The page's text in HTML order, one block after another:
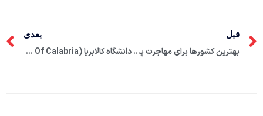
قبل
بهترین کشورها برای مهاجرت پزشکان
بعدی
دانشگاه کالابریا (University Of Calabria)